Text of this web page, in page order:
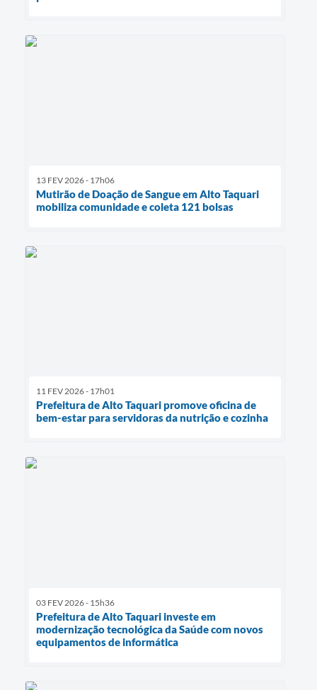
13 FEV 2026 - 17h06
Mutirão de Doação de Sangue em Alto Taquari
mobiliza comunidade e coleta 121 bolsas
11 FEV 2026 - 17h01
Prefeitura de Alto Taquari promove oficina de
bem-estar para servidoras da nutrição e cozinha
03 FEV 2026 - 15h36
Prefeitura de Alto Taquari investe em
modernização tecnológica da Saúde com novos
equipamentos de informática